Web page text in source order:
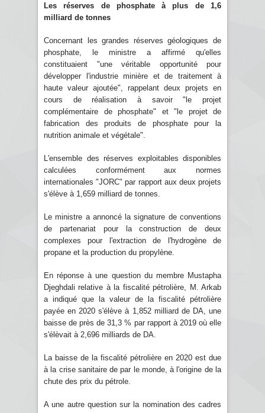
Les réserves de phosphate à plus de 1,6
milliard de tonnes
Concernant les grandes réserves géologiques de
phosphate, le ministre a affirmé qu'elles
constituaient "une véritable opportunité pour
développer l'industrie minière et de traitement à
haute valeur ajoutée", rappelant deux projets en
cours de réalisation à savoir "le projet
complémentaire de phosphate" et "le projet de
fabrication des produits de phosphate pour la
nutrition animale et végétale".
L'ensemble des réserves exploitables disponibles
calculées conformément aux normes
internationales "JORC" par rapport aux deux projets
s'élève à 1,659 milliard de tonnes.
Le ministre a annoncé la signature de conventions
de partenariat pour la construction de deux
complexes pour l'extraction de l'hydrogène de
propane et la production du propylène.
En réponse à une question du membre Mustapha
Djeghdali relative à la fiscalité pétrolière, M. Arkab
a indiqué que la valeur de la fiscalité pétrolière
payée en 2020 s'élève à 1,852 milliard de DA, une
baisse de près de 31,3 % par rapport à 2019 où elle
s'élèvait à 2,696 milliards de DA.
La baisse de la fiscalité pétrolière en 2020 est due
à la crise sanitaire de par le monde, à l'origine de la
chute des prix du pétrole.
A une autre question sur la nomination des cadres